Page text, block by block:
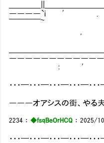
￣￣
, '
: '
・・・━・・・━・・・━・・・━・・
―――オアシスの街、やる夫
2234 ：◆fsqBeOrHCQ ：2025/
・・・━・・・━・・・━・・・━・・